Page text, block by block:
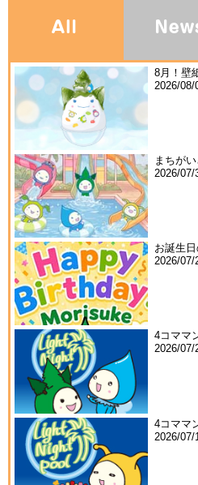
8月！壁
2026/08/
まちが
2026/07/
お誕生
2026/07/
4コママ
2026/07/
4コママ
2026/07/